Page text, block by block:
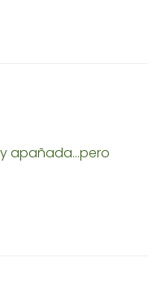
apañada...pero